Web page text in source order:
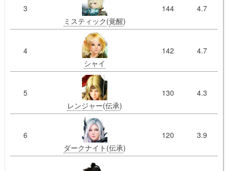
3
ミスティック(覚醒)
144 4.7
4
シャイ
142 4.7
5
レンジャー(伝承)
130 4.3
6
ダークナイト (伝承)
120 3.9